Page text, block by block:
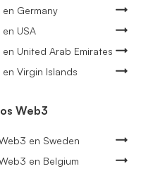
Germany
USA
United Arab Emirates
Virgin Islands
Web3
en Sweden
en Belgium